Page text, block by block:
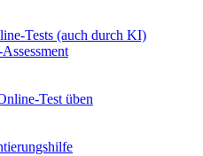
Tests (auch durch KI)
Test üben